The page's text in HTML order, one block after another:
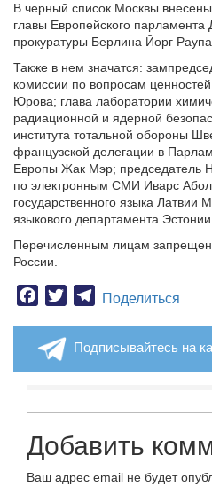
В черный список Москвы
главы Европейского
прокуратуры Берлина Йорг
Также в нем значатся:
комиссии по вопросам
Юрова; глава лаборатории
радиационной и ядерной
института тотальной обороны
французской делегации в
Европы Жак Мэр; председатель
по электронным СМИ Иварс
государственного языка Латвии
языкового департамента
Перечисленным лицам
России.
Facebook
TwitterTelegram
Поделиться
Подписывайтесь на
Добавить
Ваш адрес email не будет